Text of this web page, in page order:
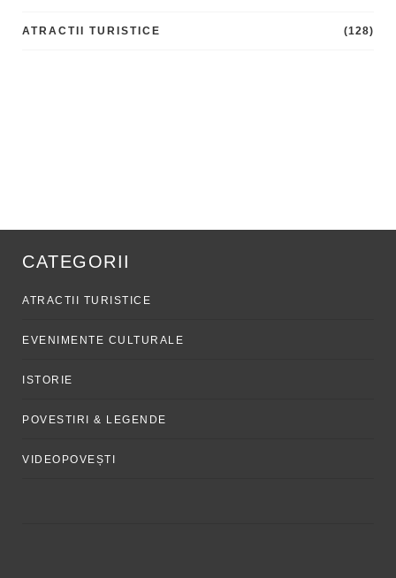
ATRACTII TURISTICE (128)
CATEGORII
ATRACTII TURISTICE
EVENIMENTE CULTURALE
ISTORIE
POVESTIRI & LEGENDE
VIDEOPOVEȘTI